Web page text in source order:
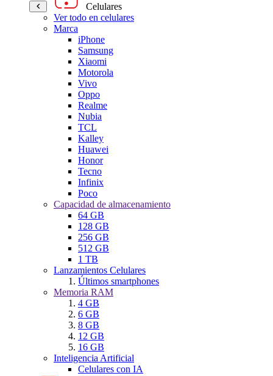
Celulares
Ver todo en celulares
Marca
iPhone
Samsung
Xiaomi
Motorola
Vivo
Oppo
Realme
Nubia
TCL
Kalley
Huawei
Honor
Tecno
Infinix
Poco
Capacidad de almacenamiento
64 GB
128 GB
256 GB
512 GB
1 TB
Lanzamientos Celulares
Últimos smartphones
Memoria RAM
4 GB
6 GB
8 GB
12 GB
16 GB
Inteligencia Artificial
Celulares con IA